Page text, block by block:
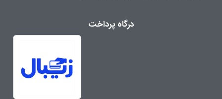
درگاه پرداخت